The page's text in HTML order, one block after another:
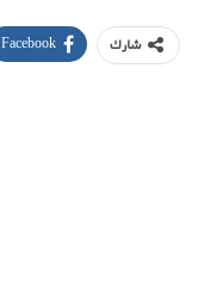
شارك Facebook